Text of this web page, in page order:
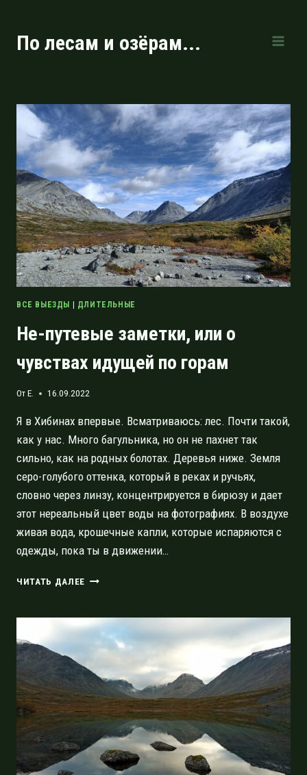
содержимому
По лесам и озёрам...
ВСЕ ВЫЕЗДЫ | ДЛИТЕЛЬНЫЕ
Не-путевые заметки, или о
чувствах идущей по горам
ОтE. 16.09.2022
Я в Хибинах впервые. Всматриваюсь: лес. Почти такой,
как у нас. Много багульника, но он не пахнет так
сильно, как на родных болотах. Деревья ниже. Земля
серо-голубого оттенка, который в реках и ручьях,
словно через линзу, концентрируется в бирюзу и дает
этот нереальный цвет воды на фотографиях. В воздухе
живая вода, крошечные капли, которые испаряются с
одежды, пока ты в движении…
ЧИТАТЬ ДАЛЕЕ НЕ-
ИЛИ
ЧУВСТВАХ
ИДУЩЕЙ
ПО
ГОРАМ